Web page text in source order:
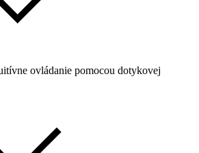
ovládanie pomocou dotykovej